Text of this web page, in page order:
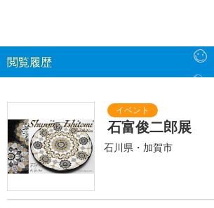
閲覧履歴
石富俊二郎展
石川県・加賀市